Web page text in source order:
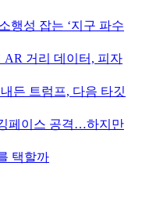
행성 잡는 ‘지구 파수
AR 거리 데이터, 피자
든 트럼프, 다음 타깃
페이스 공격…하지만
택할까